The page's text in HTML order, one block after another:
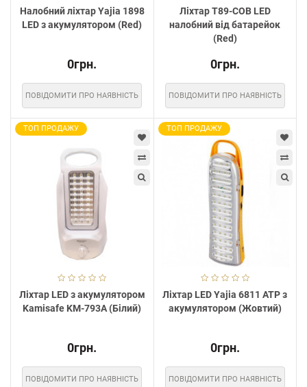
Налобний ліхтар Yajia 1898
LED з акумулятором (Red)
0грн.
ПОВІДОМИТИ ПРО НАЯВНІСТЬ
Ліхтар T89-COB LED
налобний від батарейок
(Red)
0грн.
ПОВІДОМИТИ ПРО НАЯВНІСТЬ
ТОП ПРОДАЖУ
Ліхтар LED з акумулятором
Kamisafe KM-793A (Білий)
0грн.
ПОВІДОМИТИ ПРО НАЯВНІСТЬ
ТОП ПРОДАЖУ
Ліхтар LED Yajia 6811 ATP з
акумулятором (Жовтий)
0грн.
ПОВІДОМИТИ ПРО НАЯВНІСТЬ